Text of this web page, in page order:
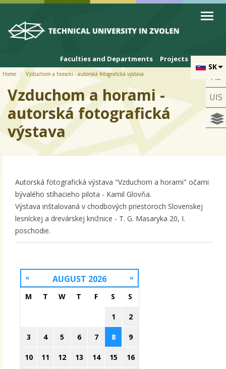
Skip to cookies
Skip to navigation
Skip to main content
SK
Faculties and Departments Projects
Aa
UIS
Home Vzduchom a horami - autorská fotografická výstava
Vzduchom a horami -
autorská fotografická
výstava
Autorská fotografická výstava "Vzduchom a horami" očami
bývalého stíhacieho pilota - Kamil Glovňa.
Výstava inštalovaná v chodbových priestoroch Slovenskej
lesníckej a drevárskej knižnice - T. G. Masaryka 20, I.
poschodie.
AUGUST 2026
« »
M T W T F S S
1 2
3 4 5 6 7 8 9
10 11 12 13 14 15 16